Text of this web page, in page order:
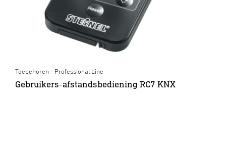
Toebehoren - Professional Line
Gebruikers-afstandsbediening RC7 KNX